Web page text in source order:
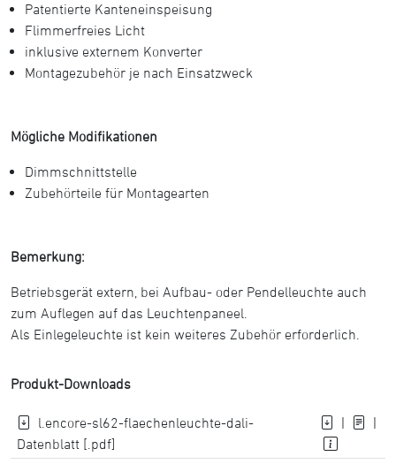
Patentierte Kanteneinspeisung
Flimmerfreies Licht
inklusive externem Konverter
Montagezubehör je nach Einsatzweck
Mögliche Modifikationen
Dimmschnittstelle
Zubehörteile für Montagearten
Bemerkung:
Betriebsgerät extern, bei Aufbau- oder Pendelleuchte auch
zum Auflegen auf das Leuchtenpaneel.
Als Einlegeleuchte ist kein weiteres Zubehör erforderlich.
Produkt-Downloads
l.encore-sl62-flaechenleuchte-dali-
Datenblatt [.pdf]
| |